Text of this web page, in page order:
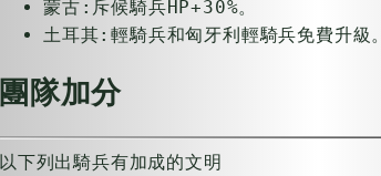
蒙古:斥候騎兵HP+30%。
土耳其:輕騎兵和匈牙利輕騎兵免費升級。
團隊加分
以下列出騎兵有加成的文明